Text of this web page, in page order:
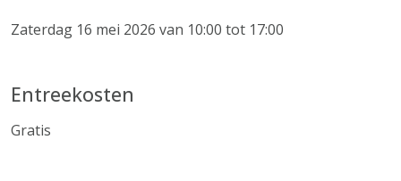
Zaterdag 16 mei 2026 van 10:00 tot 17:00
Entreekosten
Gratis